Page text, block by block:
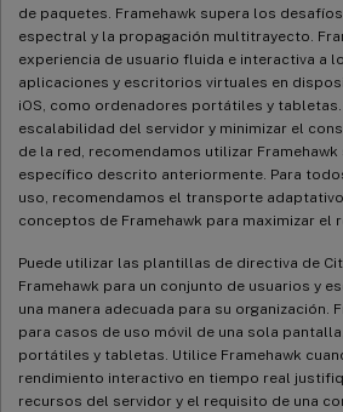
de paquetes. Framehawk supera los
espectral y la propagación multitrayecto.
experiencia de usuario fluida e interactiva a
aplicaciones y escritorios virtuales en
iOS, como ordenadores portátiles y tabletas.
escalabilidad del servidor y minimizar el
de la red, recomendamos utilizar
específico descrito anteriormente. Para
uso, recomendamos el transporte
conceptos de Framehawk para maximizar el
Puede utilizar las plantillas de directiva de
Framehawk para un conjunto de usuarios y
una manera adecuada para su organización.
para casos de uso móvil de una sola
portátiles y tabletas. Utilice Framehawk
rendimiento interactivo en tiempo real
recursos del servidor y el requisito de una